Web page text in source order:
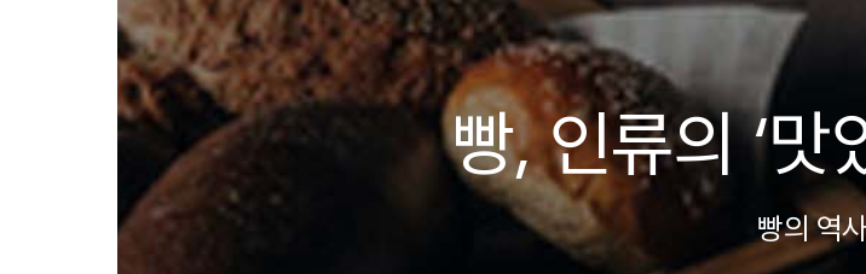
빵, 인류의 ‘맛
빵의 역